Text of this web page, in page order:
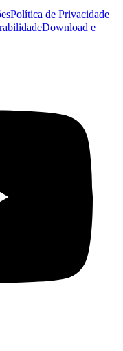
Política de Privacidade
Download e